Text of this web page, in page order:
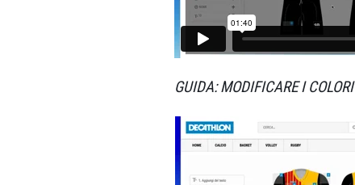
GUIDA: MODIFICARE I COLORI